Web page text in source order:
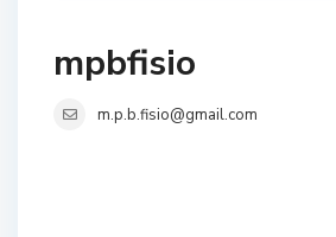
mpbfisio
m.p.b.fisio@gmail.com